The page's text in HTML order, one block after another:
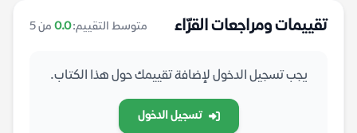
تقييمات ومراجعات القرّاء متوسط التقييم:0.0 من 5
يجب تسجيل الدخول لإضافة تقييمك حول هذا الكتاب.
تسجيل الدخول